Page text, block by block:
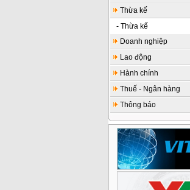
Thừa kế
- Thừa kế
Doanh nghiệp
Lao động
Hành chính
Thuế - Ngân hàng
Thông báo